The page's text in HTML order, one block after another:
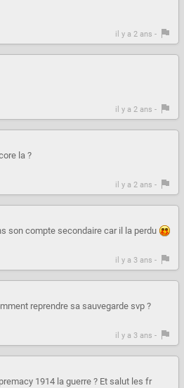
il y a 2 ans -
il y a 2 ans -
la ?
il y a 2 ans -
son compte secondaire car il la perdu
il y a 3 ans -
reprendre sa sauvegarde svp ?
il y a 3 ans -
1914 la guerre ? Et salut les fr